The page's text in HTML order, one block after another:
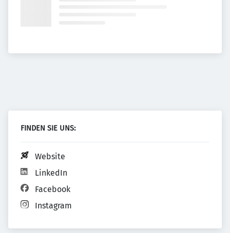
FINDEN SIE UNS:
Website
LinkedIn
Facebook
Instagram